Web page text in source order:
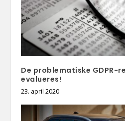
De problematiske GDPR-
evalueres!
23. april 2020